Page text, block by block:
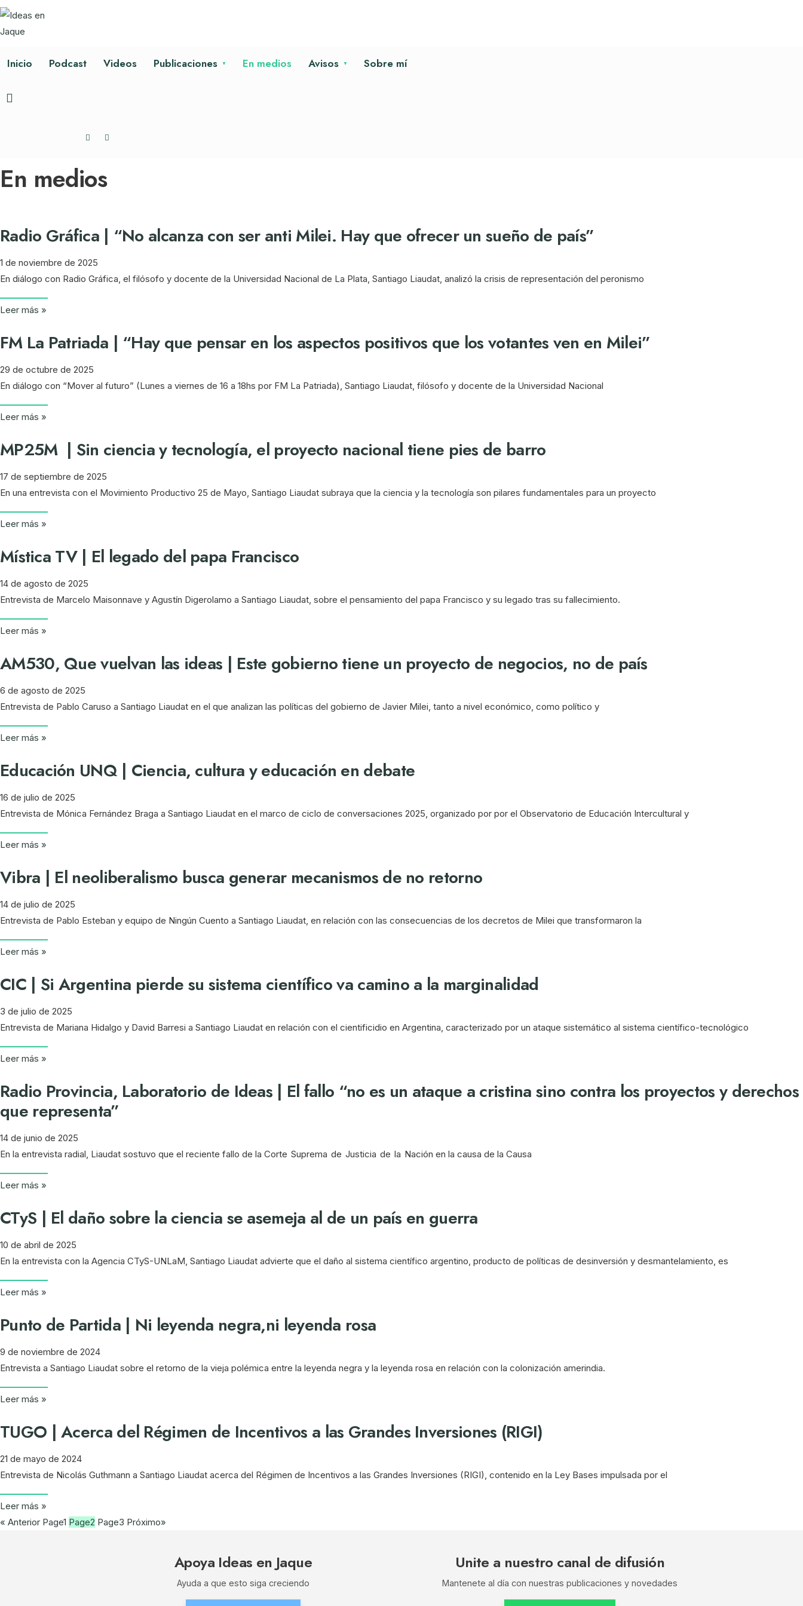
Inicio Podcast Videos Publicaciones En medios Avisos Sobre mí
En medios
Radio Gráfica | “No alcanza con ser anti Milei. Hay que ofrecer un sueño de país”
1 de noviembre de 2025
En diálogo con Radio Gráfica, el filósofo y docente de la Universidad Nacional de La Plata, Santiago Liaudat, analizó la crisis de representación del peronismo
Leer más »
FM La Patriada | “Hay que pensar en los aspectos positivos que los votantes ven en Milei”
29 de octubre de 2025
En diálogo con “Mover al futuro” (Lunes a viernes de 16 a 18hs por FM La Patriada), Santiago Liaudat, filósofo y docente de la Universidad Nacional
Leer más »
MP25M | Sin ciencia y tecnología, el proyecto nacional tiene pies de barro
17 de septiembre de 2025
En una entrevista con el Movimiento Productivo 25 de Mayo, Santiago Liaudat subraya que la ciencia y la tecnología son pilares fundamentales para un proyecto
Leer más »
Mística TV | El legado del papa Francisco
14 de agosto de 2025
Entrevista de Marcelo Maisonnave y Agustín Digerolamo a Santiago Liaudat, sobre el pensamiento del papa Francisco y su legado tras su fallecimiento.
Leer más »
AM530, Que vuelvan las ideas | Este gobierno tiene un proyecto de negocios, no de país
6 de agosto de 2025
Entrevista de Pablo Caruso a Santiago Liaudat en el que analizan las políticas del gobierno de Javier Milei, tanto a nivel económico, como político y
Leer más »
Educación UNQ | Ciencia, cultura y educación en debate
16 de julio de 2025
Entrevista de Mónica Fernández Braga a Santiago Liaudat en el marco de ciclo de conversaciones 2025, organizado por por el Observatorio de Educación Intercultural y
Leer más »
Vibra | El neoliberalismo busca generar mecanismos de no retorno
14 de julio de 2025
Entrevista de Pablo Esteban y equipo de Ningún Cuento a Santiago Liaudat, en relación con las consecuencias de los decretos de Milei que transformaron la
Leer más »
CIC | Si Argentina pierde su sistema científico va camino a la marginalidad
3 de julio de 2025
Entrevista de Mariana Hidalgo y David Barresi a Santiago Liaudat en relación con el cientificidio en Argentina, caracterizado por un ataque sistemático al sistema científico-tecnológico
Leer más »
Radio Provincia, Laboratorio de Ideas | El fallo “no es un ataque a cristina sino contra los proyectos y derechos
que representa”
14 de junio de 2025
En la entrevista radial, Liaudat sostuvo que el reciente fallo de la Corte Suprema de Justicia de la Nación en la causa de la Causa
Leer más »
CTyS | El daño sobre la ciencia se asemeja al de un país en guerra
10 de abril de 2025
En la entrevista con la Agencia CTyS-UNLaM, Santiago Liaudat advierte que el daño al sistema científico argentino, producto de políticas de desinversión y desmantelamiento, es
Leer más »
Punto de Partida | Ni leyenda negra,ni leyenda rosa
9 de noviembre de 2024
Entrevista a Santiago Liaudat sobre el retorno de la vieja polémica entre la leyenda negra y la leyenda rosa en relación con la colonización amerindia.
Leer más »
TUGO | Acerca del Régimen de Incentivos a las Grandes Inversiones (RIGI)
21 de mayo de 2024
Entrevista de Nicolás Guthmann a Santiago Liaudat acerca del Régimen de Incentivos a las Grandes Inversiones (RIGI), contenido en la Ley Bases impulsada por el
Leer más »
« Anterior Page1 Page2 Page3 Próximo»
Apoya Ideas en Jaque
Ayuda a que esto siga creciendo
Unite a nuestro canal de difusión
Mantenete al día con nuestras publicaciones y novedades